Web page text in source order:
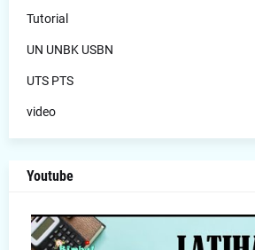
Tutorial
UN UNBK USBN
UTS PTS
video
Youtube